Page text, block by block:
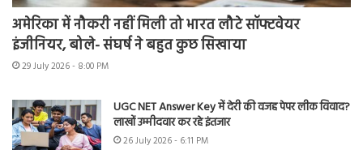
अमेरिका में नौकरी नहीं मिली तो भारत लौटे सॉफ्टवेयर
इंजीनियर, बोले- संघर्ष ने बहुत कुछ सिखाया
29 July 2026 - 8:00 PM
UGC NET Answer Key में देरी की वजह पेपर लीक विवाद?
लाखों उम्मीदवार कर रहे इंतजार
26 July 2026 - 6:11 PM